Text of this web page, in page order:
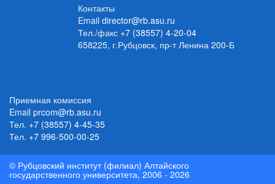
Контакты
Email director@rb.asu.ru
Тел./факс +7 (38557) 4-20-04
658225, г.Рубцовск, пр-т Ленина 200-Б
Приемная комиссия
Email prcom@rb.asu.ru
Тел. +7 (38557) 4-45-35
Тел. +7 996-500-00-25
© Рубцовский институт (филиал) Алтайского
государственного университета, 2006 - 2026